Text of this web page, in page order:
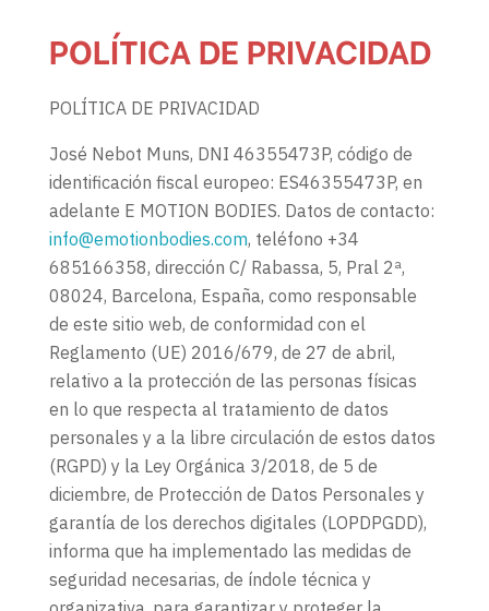
POLÍTICA DE PRIVACIDAD
POLÍTICA DE PRIVACIDAD
José Nebot Muns, DNI 46355473P, código de
identificación fiscal europeo: ES46355473P, en
adelante E MOTION BODIES. Datos de contacto:
info@emotionbodies.com, teléfono +34
685166358, dirección C/ Rabassa, 5, Pral 2ª,
08024, Barcelona, España, como responsable
de este sitio web, de conformidad con el
Reglamento (UE) 2016/679, de 27 de abril,
relativo a la protección de las personas físicas
en lo que respecta al tratamiento de datos
personales y a la libre circulación de estos datos
(RGPD) y la Ley Orgánica 3/2018, de 5 de
diciembre, de Protección de Datos Personales y
garantía de los derechos digitales (LOPDPGDD),
informa que ha implementado las medidas de
seguridad necesarias, de índole técnica y